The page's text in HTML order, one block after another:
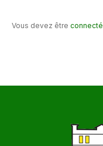
Vous devez être connecté